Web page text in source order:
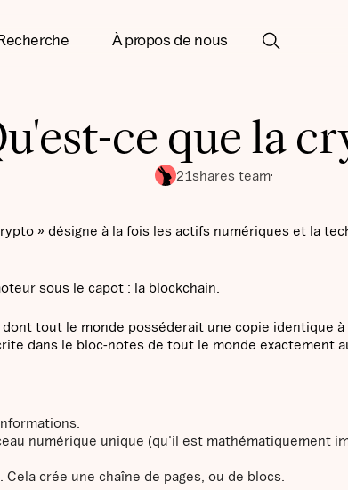
À propos de nous
ce que la
21shares team
» désigne à la fois les actifs numériques et la
sous le capot : la blockchain.
tout le monde posséderait une copie identique à
dans le bloc-notes de tout le monde exactement
numérique unique (qu'il est mathématiquement
crée une chaîne de pages, ou de blocs.